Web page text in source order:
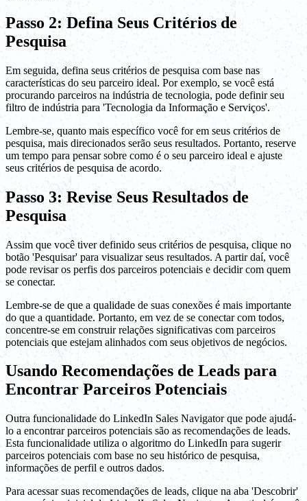
Passo 2: Defina Seus Critérios de
Pesquisa
Em seguida, defina seus critérios de pesquisa com base nas
características do seu parceiro ideal. Por exemplo, se você está
procurando parceiros na indústria de tecnologia, pode definir seu
filtro de indústria para 'Tecnologia da Informação e Serviços'.
Lembre-se, quanto mais específico você for em seus critérios de
pesquisa, mais direcionados serão seus resultados. Portanto, reserve
um tempo para pensar sobre como é o seu parceiro ideal e ajuste
seus critérios de pesquisa de acordo.
Passo 3: Revise Seus Resultados de
Pesquisa
Assim que você tiver definido seus critérios de pesquisa, clique no
botão 'Pesquisar' para visualizar seus resultados. A partir daí, você
pode revisar os perfis dos parceiros potenciais e decidir com quem
se conectar.
Lembre-se de que a qualidade de suas conexões é mais importante
do que a quantidade. Portanto, em vez de se conectar com todos,
concentre-se em construir relações significativas com parceiros
potenciais que estejam alinhados com seus objetivos de negócios.
Usando Recomendações de Leads para
Encontrar Parceiros Potenciais
Outra funcionalidade do LinkedIn Sales Navigator que pode ajudá-
lo a encontrar parceiros potenciais são as recomendações de leads.
Esta funcionalidade utiliza o algoritmo do LinkedIn para sugerir
parceiros potenciais com base no seu histórico de pesquisa,
informações de perfil e outros dados.
Para acessar suas recomendações de leads, clique na aba 'Descobrir'